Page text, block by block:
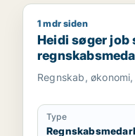
Heidi søger job
1 mdr siden
Heidi søger job
økonomichef
Regnskab,
Type